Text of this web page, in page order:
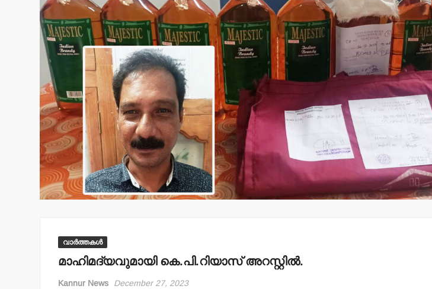
വാർത്തകൾ
മാഹിമദ്യവുമായി കെ.പി.റിയാസ് അറസ്റ്റില്‍.
Kannur News December 27, 2023
വാർത്തകൾ
മന്ത്രി അനൂപ്
നാളെ
മാവേലി സൂപ്പര്‍
ഉദ്ഘാടനം
admin3 August 6, 2026